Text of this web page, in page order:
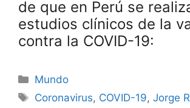
de que en Perú se
estudios clínicos de la
contra la COVID-19:
Categorías
Mundo
Etiquetas
Coronavirus, COVID-19,Jorge